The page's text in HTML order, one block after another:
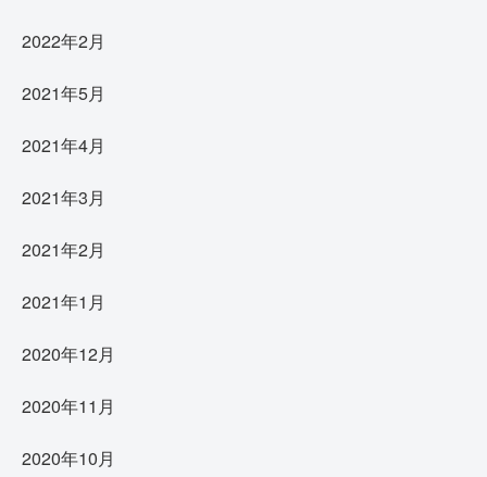
2022年2月
2021年5月
2021年4月
2021年3月
2021年2月
2021年1月
2020年12月
2020年11月
2020年10月